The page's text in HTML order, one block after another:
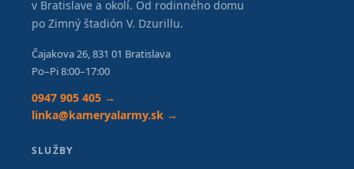
v Bratislave a okolí. Od rodinného domu
po Zimný štadión V. Dzurillu.
Čajakova 26, 831 01 Bratislava
Po–Pi 8:00–17:00
0947 905 405 →
linka@kameryalarmy.sk →
SLUŽBY